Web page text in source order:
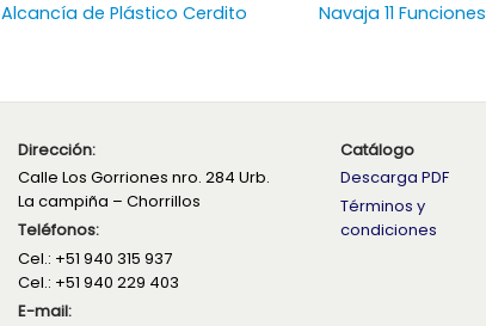
Alcancía de Plástico Cerdito Navaja 11 Funciones
Dirección:
Calle Los Gorriones nro. 284 Urb.
La campiña – Chorrillos
Teléfonos:
Cel.: +51 940 315 937
Cel.: +51 940 229 403
E-mail:
Catálogo
Descarga PDF
Términos y
condiciones